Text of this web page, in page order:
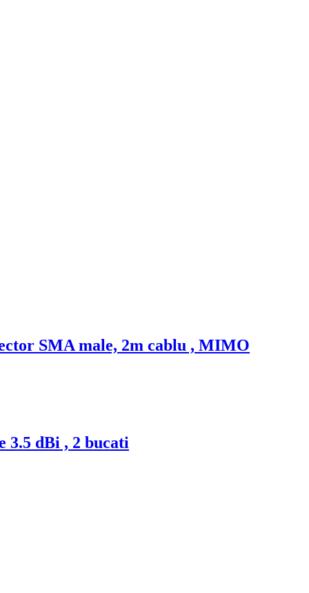
SMA male, 2m cablu , MIMO
3.5 dBi , 2 bucati